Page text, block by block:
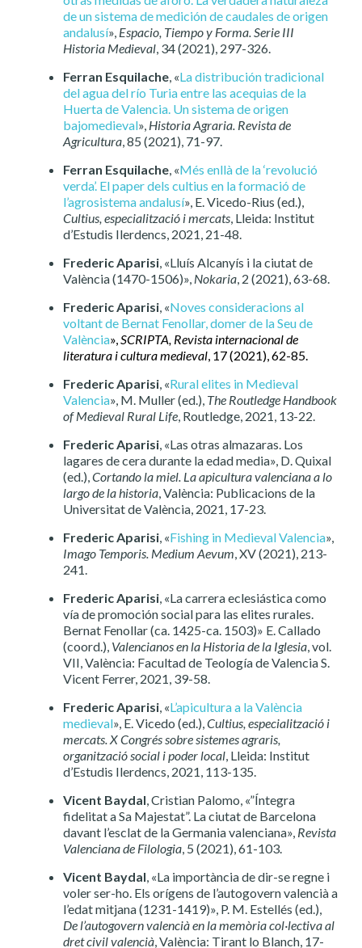
de un sistema de medición de caudales de origen
andalusí», Espacio, Tiempo y Forma. Serie III
Historia Medieval, 34 (2021), 297-326.
Ferran Esquilache, «La distribución tradicional
del agua del río Turia entre las acequias de la
Huerta de Valencia. Un sistema de origen
bajomedieval», Historia Agraria. Revista de
Agricultura, 85 (2021), 71-97.
Ferran Esquilache, «Més enllà de la ‘revolució
verda’. El paper dels cultius en la formació de
l’agrosistema andalusí», E. Vicedo-Rius (ed.),
Cultius, especialització i mercats, Lleida: Institut
d’Estudis Ilerdencs, 2021, 21-48.
Frederic Aparisi, «Lluís Alcanyís i la ciutat de
València (1470-1506)», Nokaria, 2 (2021), 63-68.
Frederic Aparisi, «Noves consideracions al
voltant de Bernat Fenollar, domer de la Seu de
València»,SCRIPTA, Revista internacional de
literatura i cultura medieval, 17 (2021), 62-85.
Frederic Aparisi, «Rural elites in Medieval
Valencia», M. Muller (ed.), The Routledge Handbook
of Medieval Rural Life, Routledge, 2021, 13-22.
Frederic Aparisi, «Las otras almazaras. Los
lagares de cera durante la edad media», D. Quixal
(ed.),Cortando la miel. La apicultura valenciana a lo
largo de la historia, València: Publicacions de la
Universitat de València, 2021, 17-23.
Frederic Aparisi, «Fishing in Medieval Valencia»,
Imago Temporis. Medium Aevum, XV (2021), 213-
241.
Frederic Aparisi, «La carrera eclesiástica como
vía de promoción social para las elites rurales.
Bernat Fenollar (ca. 1425-ca. 1503)» E. Callado
(coord.), Valencianos en la Historia de la Iglesia, vol.
VII, València: Facultad de Teología de Valencia S.
Vicent Ferrer, 2021, 39-58.
Frederic Aparisi, «L’apicultura a la València
medieval», E. Vicedo (ed.),Cultius, especialització i
mercats. X Congrés sobre sistemes agraris,
organització social i poder local, Lleida: Institut
d’Estudis Ilerdencs, 2021, 113-135.
Vicent Baydal, Cristian Palomo, «”Íntegra
fidelitat a Sa Majestat”. La ciutat de Barcelona
davant l’esclat de la Germania valenciana», Revista
Valenciana de Filologia, 5 (2021), 61-103.
Vicent Baydal, «La importància de dir-se regne i
voler ser-ho. Els orígens de l’autogovern valencià a
l’edat mitjana (1231-1419)», P. M. Estellés (ed.),
De l’autogovern valencià en la memòria col·lectiva al
dret civil valencià, València: Tirant lo Blanch, 17-